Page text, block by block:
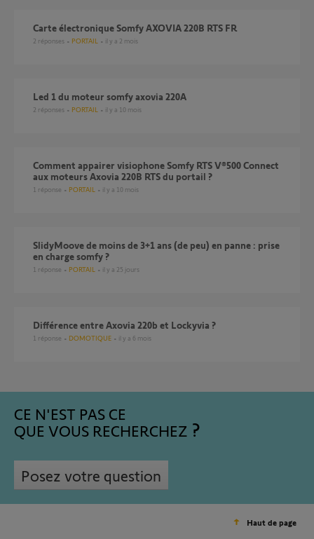
Carte électronique Somfy AXOVIA 220B RTS FR
2 réponses PORTAIL il y a 2 mois
Led 1 du moteur somfy axovia 220A
2 réponses PORTAIL il y a 10 mois
Comment appairer visiophone Somfy RTS V®500 Connect
aux moteurs Axovia 220B RTS du portail ?
1 réponse PORTAIL il y a 10 mois
SlidyMoove de moins de 3+1 ans (de peu) en panne : prise
en charge somfy ?
1 réponse PORTAIL il y a 25 jours
Différence entre Axovia 220b et Lockyvia ?
1 réponse DOMOTIQUE il y a 6 mois
CE N'EST PAS CE
QUE VOUS RECHERCHEZ
Posez votre question
Haut de page